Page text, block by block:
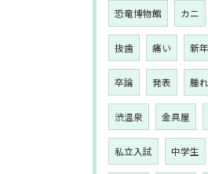
恐竜博物館 カニ
抜歯 痛い 新年
卒論 発表 腫れ
渋温泉 金具屋
私立入試 中学生